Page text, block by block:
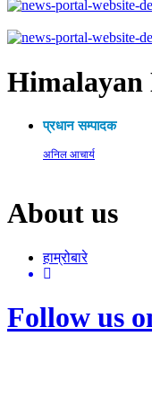
Himalayan
प्रधान सम्पादक
अनिल आचार्य
About us
हाम्रोबारे
Follow us